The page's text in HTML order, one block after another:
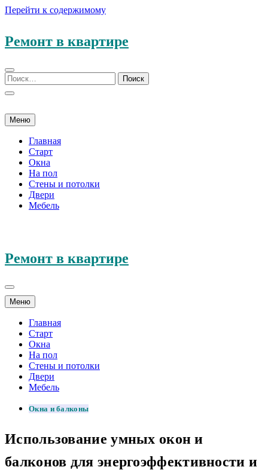
Перейти к содержимому
Ремонт в квартире
Меню
Главная
Старт
Окна
На пол
Стены и потолки
Двери
Мебель
Ремонт в квартире
Меню
Главная
Старт
Окна
На пол
Стены и потолки
Двери
Мебель
Окна и балконы
Использование умных окон и
балконов для энергоэффективности и